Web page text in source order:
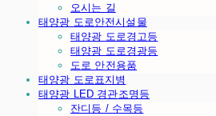
오시는 길
태양광 도로안전시설물
태양광 도로경고등
태양광 도로경광등
도로 안전용품
태양광 도로표지병
태양광 LED 경관조명등
잔디등 / 수목등